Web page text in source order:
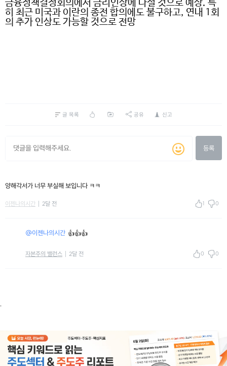
금융정책결정회의에서 금리인상에 나설 것으로 예상. 특
히 최근 미국과 이란의 종전 합의에도 불구하고, 연내 1회
의 추가 인상도 가능할 것으로 전망
글 목록 공유 신고
등록
양해각서가 너무 부실해 보입니다 ㅋㅋ
이젠나의시간 2달 전 1 0
@이젠나의시간 👍👍👍
자본주의 밸런스 2달 전 0 0
.